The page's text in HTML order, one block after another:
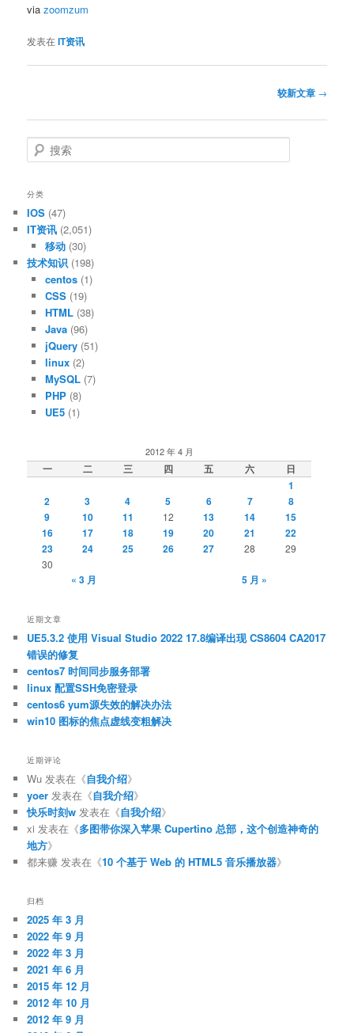
viazoomzum
发表在IT资讯
导
航
较新文章 →
搜
索
分类
IOS (47)
IT资讯 (2,051)
移动(30)
技术知识 (198)
centos(1)
CSS(19)
HTML(38)
Java(96)
jQuery(51)
linux(2)
MySQL(7)
PHP(8)
UE5(1)
2012 年 4 月
一 二 三 四 五 六
日
1
2
3 4 5 6 7
8
9
10 11 12 13 14
15
16
17 18 19 20 21
22
23
24 25 26 27 28
29
30
« 3 月 5 月 »
近期文章
UE5.3.2 使用 Visual Studio 2022 17.8编译出现 CS8604 CA2017
错误的修复
centos7 时间同步服务部署
linux 配置SSH免密登录
centos6 yum源失效的解决办法
win10 图标的焦点虚线变粗解决
近期评论
Wu 发表在《自我介绍》
yoer 发表在《自我介绍》
快乐时刻w 发表在《自我介绍》
xi 发表在《多图带你深入苹果 Cupertino 总部，这个创造神奇的
地方》
都来赚 发表在《10 个基于 Web 的 HTML5 音乐播放器》
归档
2025 年 3 月
2022 年 9 月
2022 年 3 月
2021 年 6 月
2015 年 12 月
2012 年 10 月
2012 年 9 月